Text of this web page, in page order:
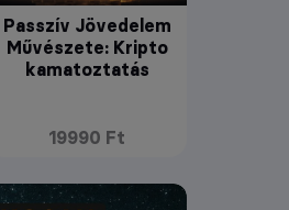
Passzív Jövedelem
Művészete: Kripto
kamatoztatás
19990 Ft